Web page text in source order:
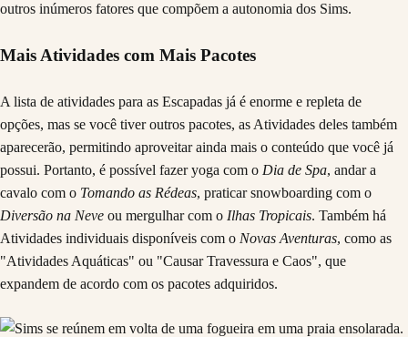
outros inúmeros fatores que compõem a autonomia dos Sims.
Mais Atividades com Mais Pacotes
A lista de atividades para as Escapadas já é enorme e repleta de
opções, mas se você tiver outros pacotes, as Atividades deles também
aparecerão, permitindo aproveitar ainda mais o conteúdo que você já
possui. Portanto, é possível fazer yoga com o Dia de Spa, andar a
cavalo com o Tomando as Rédeas, praticar snowboarding com o
Diversão na Neve ou mergulhar com o Ilhas Tropicais. Também há
Atividades individuais disponíveis com o Novas Aventuras, como as
"Atividades Aquáticas" ou "Causar Travessura e Caos", que
expandem de acordo com os pacotes adquiridos.